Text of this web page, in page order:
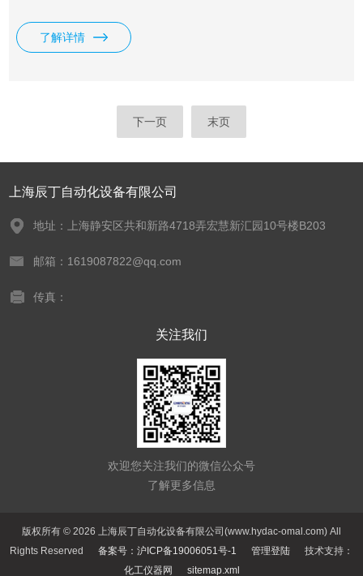
了解详情
下一页 末页
上海辰丁自动化设备有限公司
地址：上海静安区共和新路4718弄宏慧新汇园10号楼B203
邮箱：1619087822@qq.com
传真：
关注我们
欢迎您关注我们的微信公众号
了解更多信息
版权所有 © 2026 上海辰丁自动化设备有限公司(www.hydac-omal.com) All
Rights Reserved 备案号：沪ICP备19006051号-1 管理登陆 技术支持：
化工仪器网
sitemap.xml